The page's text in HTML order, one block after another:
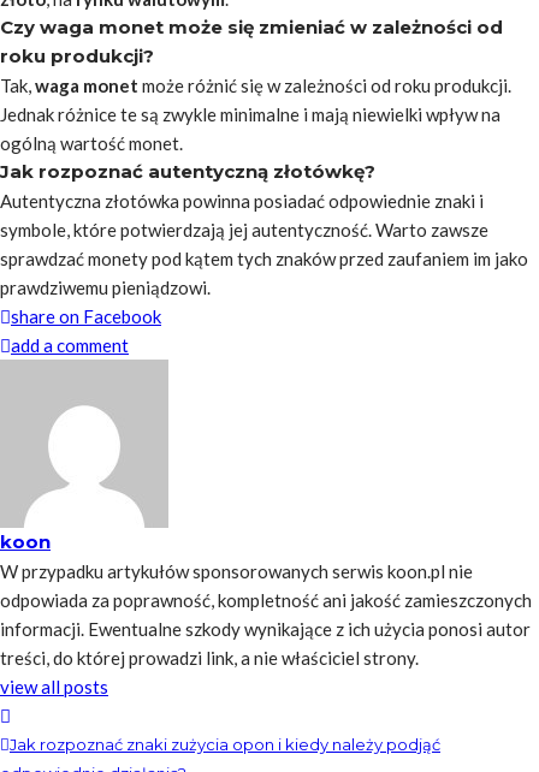
Czy waga monet może się zmieniać w zależności od
roku produkcji?
Tak,waga monet może różnić się w zależności od roku produkcji.
Jednak różnice te są zwykle minimalne i mają niewielki wpływ na
ogólną wartość monet.
Jak rozpoznać autentyczną złotówkę?
Autentyczna złotówka powinna posiadać odpowiednie znaki i
symbole, które potwierdzają jej autentyczność. Warto zawsze
sprawdzać monety pod kątem tych znaków przed zaufaniem im jako
prawdziwemu pieniądzowi.
share on Facebook
add a comment
koon
W przypadku artykułów sponsorowanych serwis koon.pl nie
odpowiada za poprawność, kompletność ani jakość zamieszczonych
informacji. Ewentualne szkody wynikające z ich użycia ponosi autor
treści, do której prowadzi link, a nie właściciel strony.
view all posts
Jak rozpoznać znaki zużycia opon i kiedy należy podjąć